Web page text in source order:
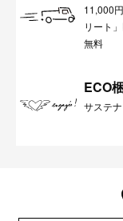
11,000
リート
無料
ECO
サステ